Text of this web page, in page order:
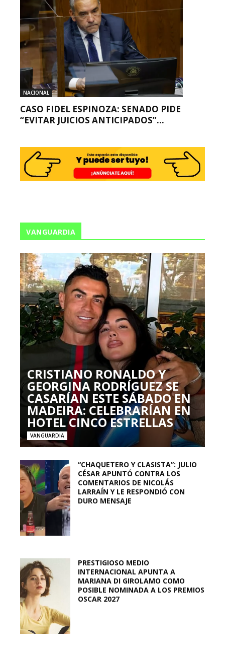
NACIONAL
CASO FIDEL ESPINOZA: SENADO PIDE
“EVITAR JUICIOS ANTICIPADOS”...
VANGUARDIA
CRISTIANO RONALDO Y
GEORGINA RODRÍGUEZ SE
CASARÍAN ESTE SÁBADO EN
MADEIRA: CELEBRARÍAN EN
HOTEL CINCO ESTRELLAS
VANGUARDIA
“CHAQUETERO Y CLASISTA”: JULIO
CÉSAR APUNTÓ CONTRA LOS
COMENTARIOS DE NICOLÁS
LARRAÍN Y LE RESPONDIÓ CON
DURO MENSAJE
PRESTIGIOSO MEDIO
INTERNACIONAL APUNTA A
MARIANA DI GIROLAMO COMO
POSIBLE NOMINADA A LOS PREMIOS
OSCAR 2027